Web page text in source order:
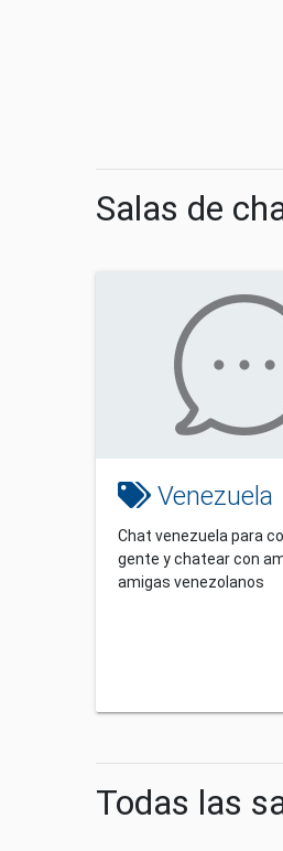
Salas de
Venezuela
Chat venezuela para
gente y chatear con
amigas venezolanos
Todas las